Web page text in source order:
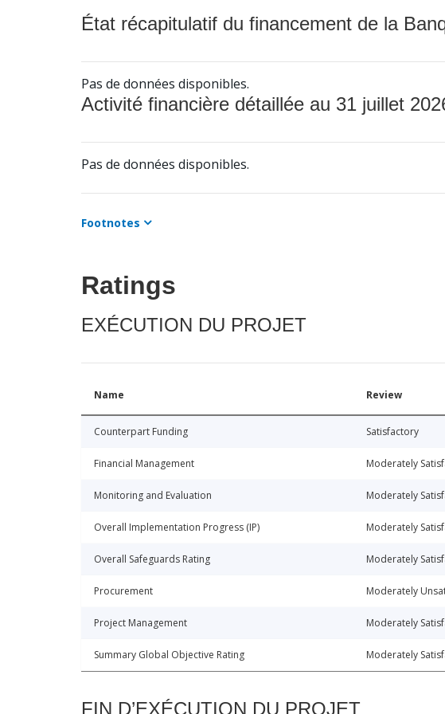
État récapitulatif du financement de la
Pas de données disponibles.
Activité financière détaillée au 31 juillet
Pas de données disponibles.
Footnotes
Ratings
EXÉCUTION DU PROJET
Name Review
Counterpart Funding Satisfactory
Financial Management Moderately
Monitoring and Evaluation Moderately
Overall Implementation Progress (IP) Moderately
Overall Safeguards Rating Moderately
Procurement Moderately
Project Management Moderately
Summary Global Objective Rating Moderately
FIN D’EXÉCUTION DU PROJET